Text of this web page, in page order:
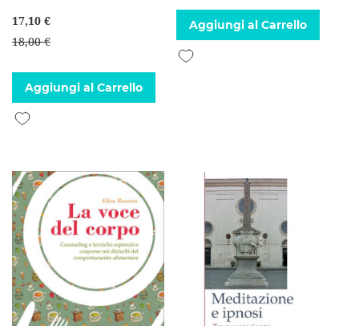
17,10 €
18,00 €
Aggiungi al Carrello
Aggiungi alla lista desideri
Aggiungi al Carrello
Aggiungi alla lista desideri